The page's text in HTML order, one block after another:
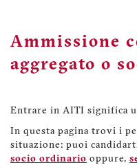
Ammissione
aggregato o
Entrare in AITI significa
In questa pagina trovi i
situazione: puoi
socio ordinario oppure,